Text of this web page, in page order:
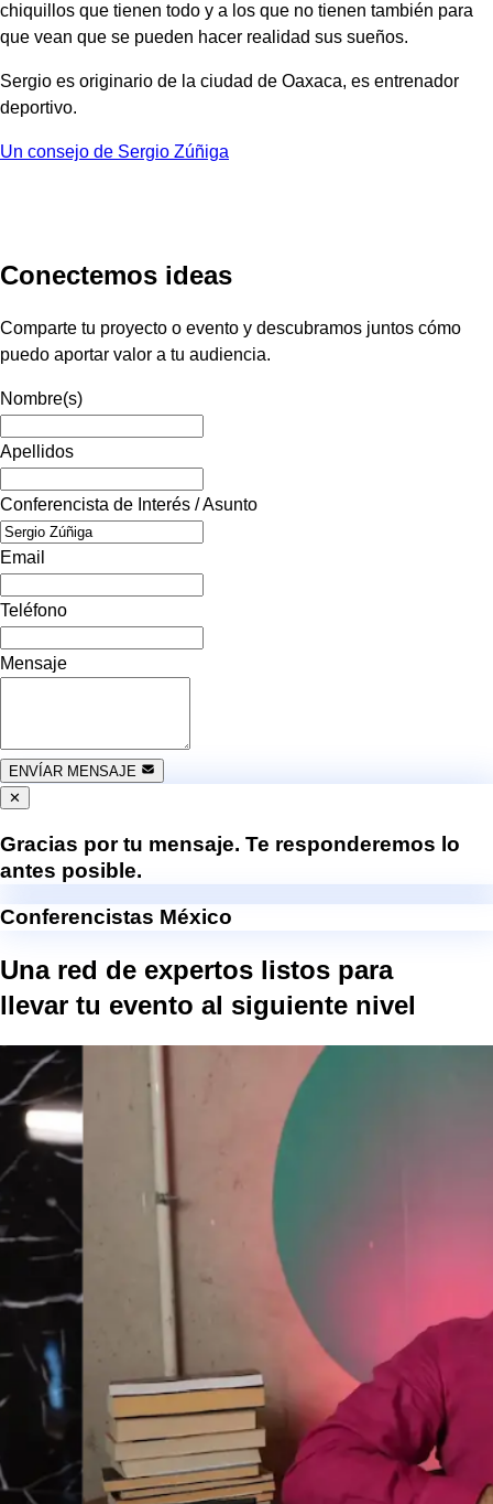
chiquillos que tienen todo y a los que no tienen también para
que vean que se pueden hacer realidad sus sueños.
Sergio es originario de la ciudad de Oaxaca, es entrenador
deportivo.
Un consejo de Sergio Zúñiga
Conectemos ideas
Comparte tu proyecto o evento y descubramos juntos cómo
puedo aportar valor a tu audiencia.
Nombre(s)
Apellidos
Conferencista de Interés / Asunto
Email
Teléfono
Mensaje
ENVÍAR MENSAJE
✕
Gracias por tu mensaje. Te responderemos lo
antes posible.
Conferencistas México
Una red de expertos listos para
llevar tu evento al siguiente nivel